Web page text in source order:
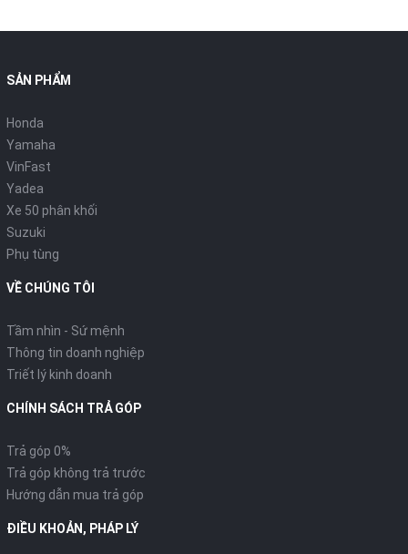
Với thiết kế đẹp, Scoopy i mới thực sự tuân theo đúng tôn chỉ
“My First Ride, My Way is always meaningful” (Tạm dịch: Hành
trình đầu tiên của tôi, con đường tôi đi luôn tràn đầy ý nghĩa).
Xe đặc trưng với phong cách mini, ngoại hình đẹp, tròn trịa,
toát lên vẻ nữ tính, mềm mại mà không yếu ớt.
SẢN PHẨM
Honda
Yamaha
VinFast
Yadea
Xe 50 phân khối
Suzuki
Phụ tùng
VỀ CHÚNG TÔI
Tầm nhìn - Sứ mệnh
Thông tin doanh nghiệp
Triết lý kinh doanh
CHÍNH SÁCH TRẢ GÓP
Trả góp 0%
Trả góp không trả trước
Hướng dẫn mua trả góp
ĐIỀU KHOẢN, PHÁP LÝ